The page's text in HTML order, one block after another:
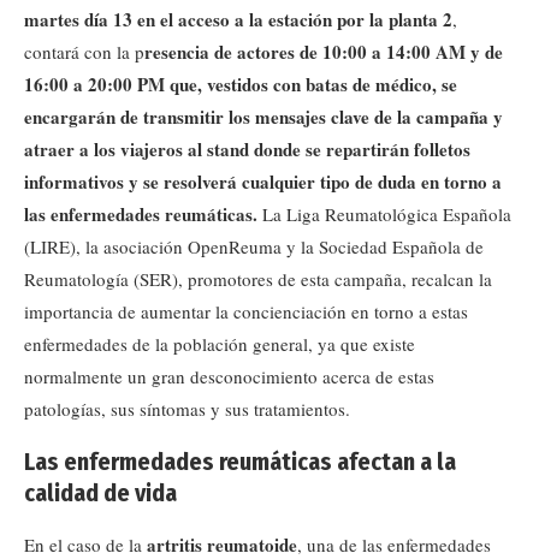
martes día 13 en el acceso a la estación por la planta 2,
contará con la presencia de actores de 10:00 a 14:00 AM y de
16:00 a 20:00 PM que, vestidos con batas de médico, se
encargarán de transmitir los mensajes clave de la campaña y
atraer a los viajeros al stand donde se repartirán folletos
informativos y se resolverá cualquier tipo de duda en torno a
las enfermedades reumáticas. La Liga Reumatológica Española
(LIRE), la asociación OpenReuma y la Sociedad Española de
Reumatología (SER), promotores de esta campaña, recalcan la
importancia de aumentar la concienciación en torno a estas
enfermedades de la población general, ya que existe
normalmente un gran desconocimiento acerca de estas
patologías, sus síntomas y sus tratamientos.
Las enfermedades reumáticas afectan a la
calidad de vida
En el caso de la artritis reumatoide, una de las enfermedades